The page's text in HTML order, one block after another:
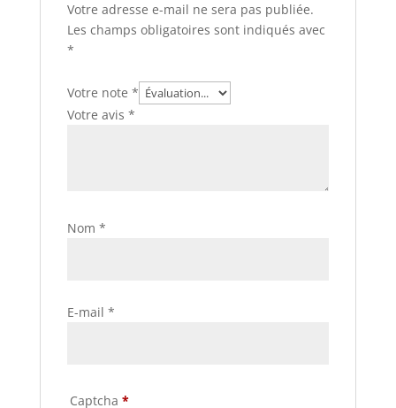
Votre adresse e-mail ne sera pas publiée.
Les champs obligatoires sont indiqués avec
*
Votre note *
Votre avis *
Nom *
E-mail *
Captcha *